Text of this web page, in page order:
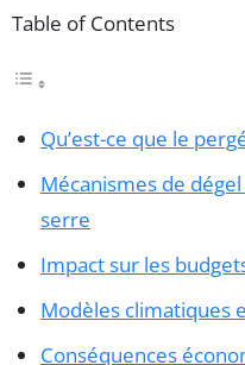
Table of Contents
Qu’est-ce que le
Mécanismes de
serre
Impact sur les
Modèles climatiques
Conséquences